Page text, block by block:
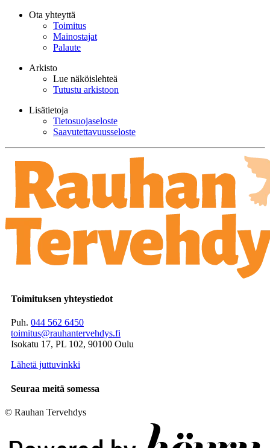
Ota yhteyttä
Toimitus
Mainostajat
Palaute
Arkisto
Lue näköislehteä
Tutustu arkistoon
Lisätietoja
Tietosuojaseloste
Saavutettavuusseloste
Toimituksen yhteystiedot
Puh. 044 562 6450
toimitus@rauhantervehdys.fi
Isokatu 17, PL 102, 90100 Oulu
Lähetä juttuvinkki
Seuraa meitä somessa
© Rauhan Tervehdys